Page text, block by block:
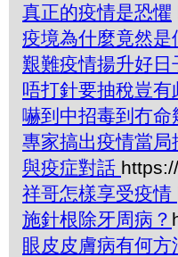
真正的疫情是恐懼
疫境為什麼竟然是
艱難疫情揚升好日
唔打針要抽稅豈有
嚇到中招毒到冇命
專家搞出疫情當局
與疫症對話
祥哥怎樣享受疫情
施針根除牙周病？
眼皮皮膚病有何方